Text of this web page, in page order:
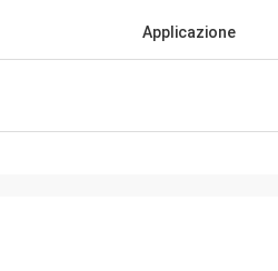
Applicazione